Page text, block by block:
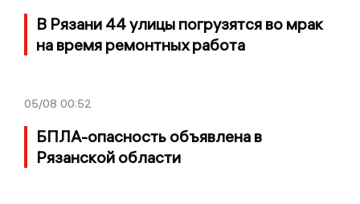
В Рязани 44 улицы погрузятся во мрак
на время ремонтных работа
05/08 00:52
БПЛА-опасность объявлена в
Рязанской области